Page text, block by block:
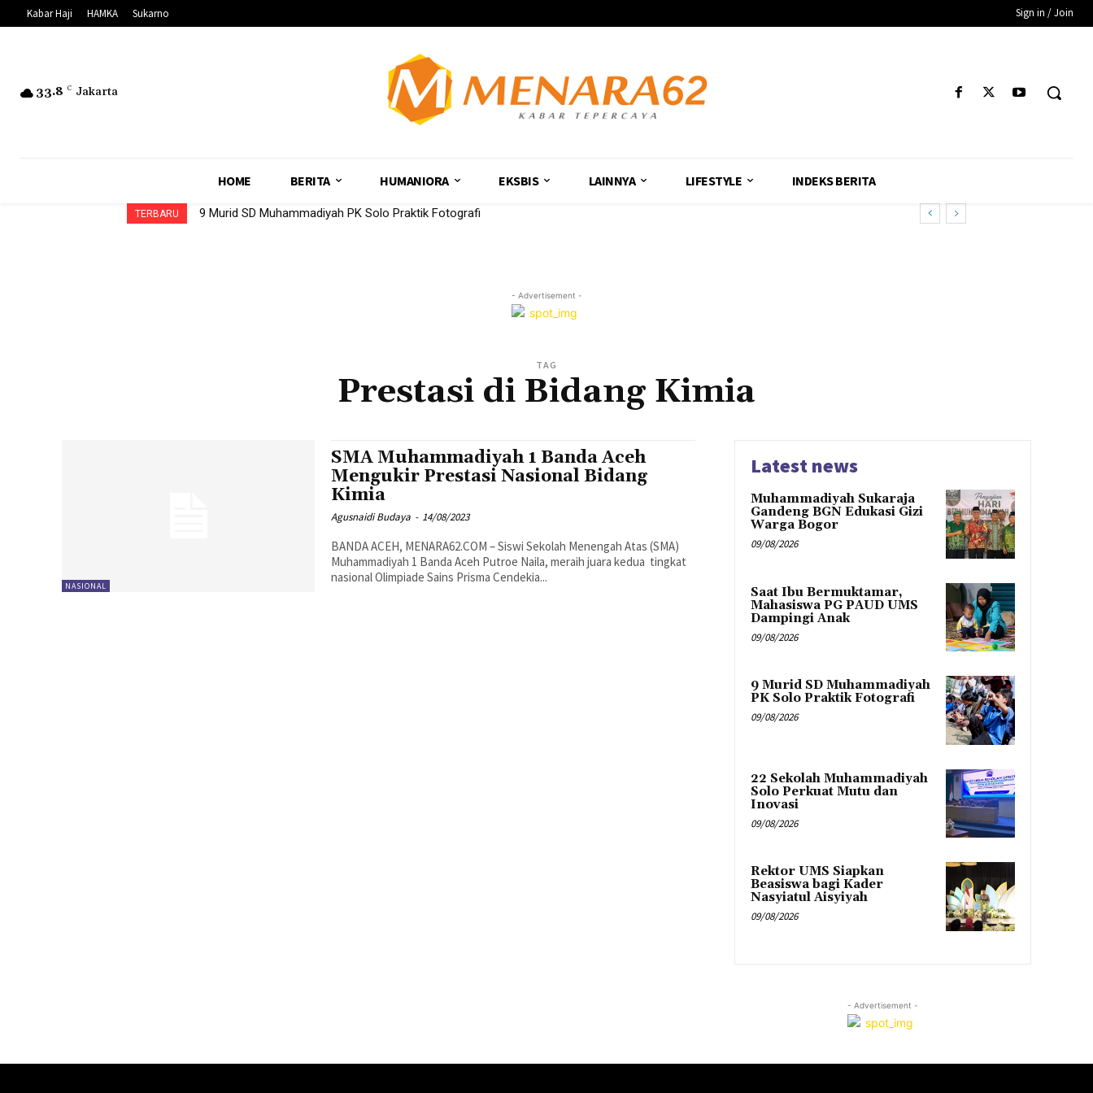
Kabar Haji HAMKA Sukarno Sign in / Join
33.8 C Jakarta
HOME BERITA HUMANIORA EKSBIS LAINNYA LIFESTYLE INDEKS BERITA
TERBARU 9 Murid SD Muhammadiyah PK Solo Praktik Fotografi
- Advertisement -
TAG
Prestasi di Bidang Kimia
NASIONAL
SMA Muhammadiyah 1 Banda Aceh
Mengukir Prestasi Nasional Bidang
Kimia
Agusnaidi Budaya - 14/08/2023
BANDA ACEH, MENARA62.COM – Siswi Sekolah Menengah Atas (SMA)
Muhammadiyah 1 Banda Aceh Putroe Naila, meraih juara kedua tingkat
nasional Olimpiade Sains Prisma Cendekia...
Latest news
Muhammadiyah Sukaraja
Gandeng BGN Edukasi Gizi
Warga Bogor
09/08/2026
Saat Ibu Bermuktamar,
Mahasiswa PG PAUD UMS
Dampingi Anak
09/08/2026
9 Murid SD Muhammadiyah
PK Solo Praktik Fotografi
09/08/2026
22 Sekolah Muhammadiyah
Solo Perkuat Mutu dan
Inovasi
09/08/2026
Rektor UMS Siapkan
Beasiswa bagi Kader
Nasyiatul Aisyiyah
09/08/2026
- Advertisement -